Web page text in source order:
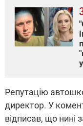
Репутацію
директор. У
відписав, що нині